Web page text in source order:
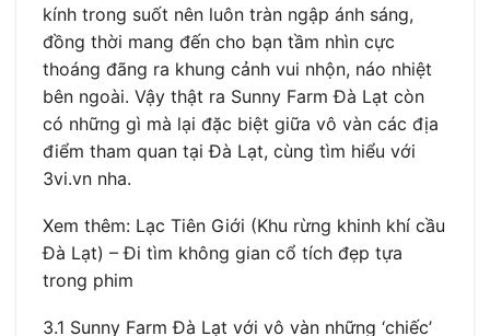
kính trong suốt nên luôn tràn ngập ánh sáng,
đồng thời mang đến cho bạn tầm nhìn cực
thoáng đãng ra khung cảnh vui nhộn, náo nhiệt
bên ngoài. Vậy thật ra Sunny Farm Đà Lạt còn
có những gì mà lại đặc biệt giữa vô vàn các địa
điểm tham quan tại Đà Lạt, cùng tìm hiểu với
3vi.vn nha.
Xem thêm: Lạc Tiên Giới (Khu rừng khinh khí cầu
Đà Lạt) – Đi tìm không gian cổ tích đẹp tựa
trong phim
3.1 Sunny Farm Đà Lạt với vô vàn những ‘chiếc’